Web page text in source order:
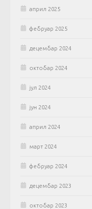
април 2025
фебруар 2025
децембар 2024
октобар 2024
јул 2024
јун 2024
април 2024
март 2024
фебруар 2024
децембар 2023
октобар 2023